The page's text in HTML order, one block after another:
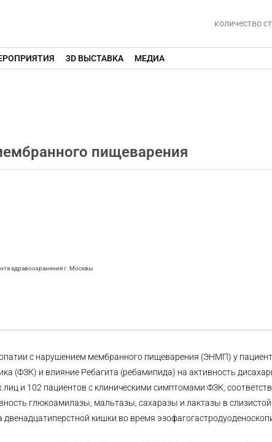
количество
3D ВЫСТАВКА МЕДИА
пищеварения
здравоохранения г. Москвы
с нарушением мембранного пищеварения (ЭНМП) у
(ФЗК) и влияние Ребагита (ребамипида) на активность
лиц и 102 пациентов с клиническими симптомами ФЗК,
глюкоамилазы, мальтазы, сахаразы и лактазы в
кишки во время